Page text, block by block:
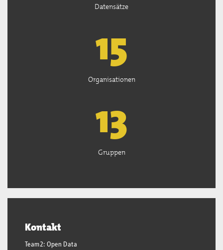
Datensätze
15
Organisationen
13
Gruppen
Kontakt
Team2: Open Data